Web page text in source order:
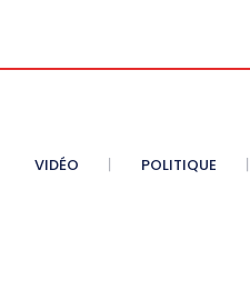
VIDÉO POLITIQUE